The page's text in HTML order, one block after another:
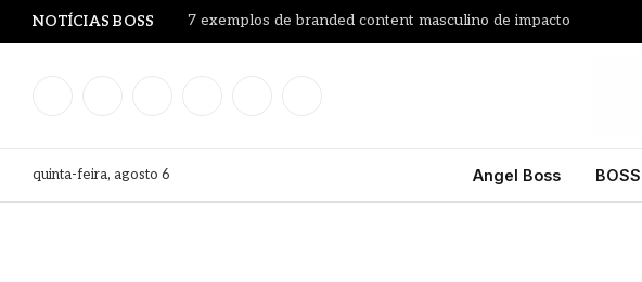
NOTÍCIAS BOSS 7 exemplos de branded content masculino de impacto
quinta-feira, agosto 6 Angel Boss BOSS